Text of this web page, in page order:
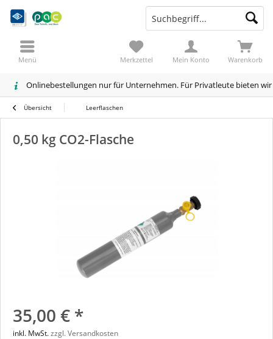
Onlinebestellungen nur für Unternehmen. Für Privatleute bieten
Warenkorb
Merkzettel Mein Konto
Menü
Übersicht Leerflaschen
0,50 kg CO2-Flasche
35,00 € *
inkl. MwSt.zzgl. Versandkosten